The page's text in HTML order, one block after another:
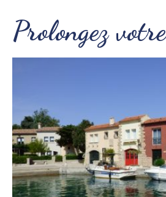
Prolongez